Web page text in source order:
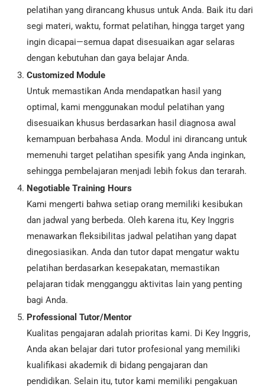
pelatihan yang dirancang khusus untuk Anda. Baik itu dari
segi materi, waktu, format pelatihan, hingga target yang
ingin dicapai—semua dapat disesuaikan agar selaras
dengan kebutuhan dan gaya belajar Anda.
Customized Module
Untuk memastikan Anda mendapatkan hasil yang
optimal, kami menggunakan modul pelatihan yang
disesuaikan khusus berdasarkan hasil diagnosa awal
kemampuan berbahasa Anda. Modul ini dirancang untuk
memenuhi target pelatihan spesifik yang Anda inginkan,
sehingga pembelajaran menjadi lebih fokus dan terarah.
Negotiable Training Hours
Kami mengerti bahwa setiap orang memiliki kesibukan
dan jadwal yang berbeda. Oleh karena itu, Key Inggris
menawarkan fleksibilitas jadwal pelatihan yang dapat
dinegosiasikan. Anda dan tutor dapat mengatur waktu
pelatihan berdasarkan kesepakatan, memastikan
pelajaran tidak mengganggu aktivitas lain yang penting
bagi Anda.
Professional Tutor/Mentor
Kualitas pengajaran adalah prioritas kami. Di Key Inggris,
Anda akan belajar dari tutor profesional yang memiliki
kualifikasi akademik di bidang pengajaran dan
pendidikan. Selain itu, tutor kami memiliki pengakuan